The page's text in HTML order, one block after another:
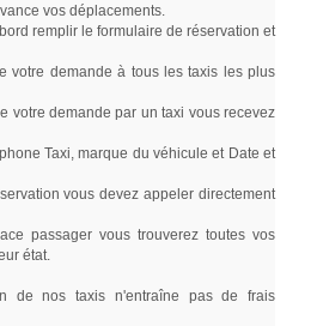
vos déplacements.
remplir le formulaire de réservation et
demande à tous les taxis les plus
demande par un taxi vous recevez
Taxi, marque du véhicule et Date et
vous devez appeler directement
passager vous trouverez toutes vos
état.
nos taxis n'entraîne pas de frais